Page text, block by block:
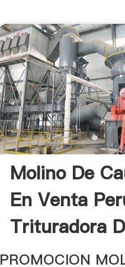
Molino De
En Venta
Trituradora
Compra
PROMOCION